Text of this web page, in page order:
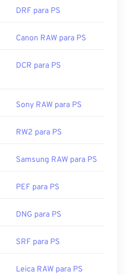
DRF para PS
Canon RAW para PS
DCR para PS
Sony RAW para PS
RW2 para PS
Samsung RAW para PS
PEF para PS
DNG para PS
SRF para PS
Leica RAW para PS